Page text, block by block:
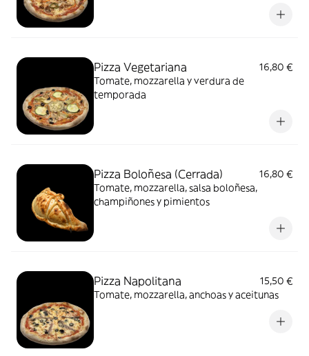
Pizza Vegetariana
16,80 €
Tomate, mozzarella y verdura de
temporada
Pizza Boloñesa (Cerrada)
16,80 €
Tomate, mozzarella, salsa boloñesa,
champiñones y pimientos
Pizza Napolitana
15,50 €
Tomate, mozzarella, anchoas y aceitunas